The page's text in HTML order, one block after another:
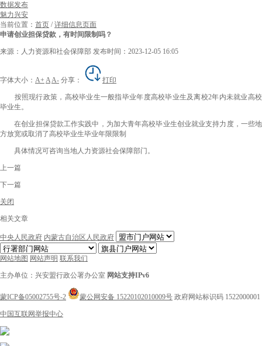
数据发布
魅力兴安
当前位置： 首页 /详细信息页面
申请创业担保贷款，有时间限制吗？
来源：人力资源和社会保障部 发布时间：2023-12-05 16:05
字体大小： A+ AA- 分享： 打印
按照现行政策，高校毕业生一般指毕业年度高校毕业生及离校2年内未就业高校
毕业生。
在创业担保贷款工作实践中，为加大青年高校毕业生创业就业支持力度，一些地
方放宽或取消了高校毕业生毕业年限限制
具体情况可咨询当地人力资源社会保障部门。
上一篇
下一篇
关闭
相关文章
中央人民政府 内蒙古自治区人民政府
网站地图 网站声明 联系我们
主办单位：兴安盟行政公署办公室 网站支持IPv6
蒙ICP备05002755号-2 蒙公网安备 15220102010009号 政府网站标识码 1522000001
中国互联网举报中心